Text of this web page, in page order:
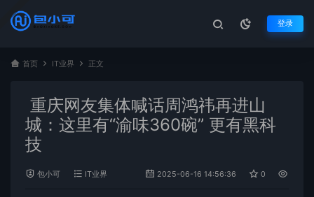
登录
首页 IT业界 正文
重庆网友集体喊话周鸿祎再进山
城：这里有“渝味360碗” 更有黑科
技
包小可 IT业界 2025-06-16 14:56:36 0